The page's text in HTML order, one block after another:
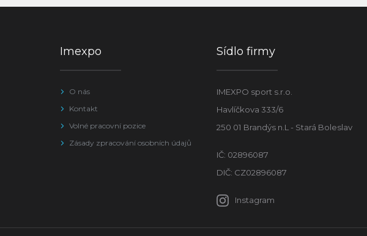
Imexpo
O nás
Kontakt
Volné pracovní pozice
Zásady zpracování osobních údajů
Sídlo firmy
IMEXPO sport s.r.o.
Havlíčkova 333/6
250 01 Brandýs n.L - Stará Boleslav
IČ: 02896087
DIČ: CZ02896087
Instagram